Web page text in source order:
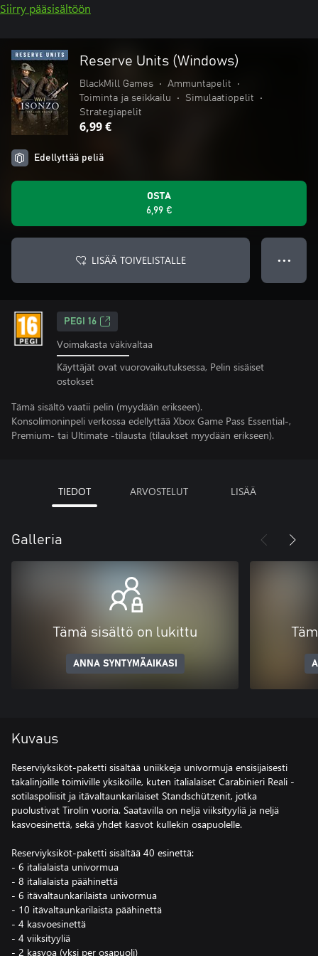
Siirry pääsisältöön
Reserve Units (Windows)
BlackMill Games • Ammuntapelit
•
Toiminta ja seikkailu
• Simulaatiopelit
•
Strategiapelit
6,99 €
Edellyttää peliä
OSTA
6,99 €
LISÄÄ TOIVELISTALLE ● ● ●
PEGI 16
Voimakasta väkivaltaa
Käyttäjät ovat vuorovaikutuksessa, Pelin sisäiset
ostokset
Tämä sisältö vaatii pelin (myydään erikseen).
Konsolimoninpeli verkossa edellyttää Xbox Game Pass Essential-,
Premium- tai Ultimate -tilausta (tilaukset myydään erikseen).
TIEDOT ARVOSTELUT LISÄÄ
Galleria
Tämä sisältö on lukittu
ANNA SYNTYMÄAIKASI
Kuvaus
Reserviyksiköt-paketti sisältää uniikkeja univormuja ensisijaisesti
takalinjoille toimiville yksiköille, kuten italialaiset Carabinieri Reali -
sotilaspoliisit ja itävaltaunkarilaiset Standschützenit, jotka
puolustivat Tirolin vuoria. Saatavilla on neljä viiksityyliä ja neljä
kasvoesinettä, sekä yhdet kasvot kullekin osapuolelle.
Reserviyksiköt-paketti sisältää 40 esinettä:
- 6 italialaista univormua
- 8 italialaista päähinettä
- 6 itävaltaunkarilaista univormua
- 10 itävaltaunkarilaista päähinettä
- 4 kasvoesinettä
- 4 viiksityyliä
- 2 kasvoa (yksi per osapuoli)